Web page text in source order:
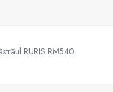
RURIS RM540.